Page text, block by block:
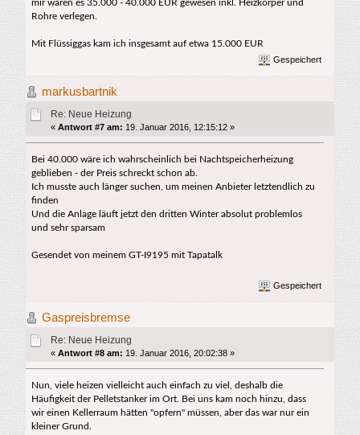
mir wären es 35.000 - 40.000 EUR gewesen inkl. Heizkörper und
Rohre verlegen.
Mit Flüssiggas kam ich insgesamt auf etwa 15.000 EUR
Gespeichert
markusbartnik
Re: Neue Heizung
« Antwort #7 am: 19. Januar 2016, 12:15:12 »
Bei 40.000 wäre ich wahrscheinlich bei Nachtspeicherheizung
geblieben - der Preis schreckt schon ab.
Ich musste auch länger suchen, um meinen Anbieter letztendlich zu
finden
Und die Anlage läuft jetzt den dritten Winter absolut problemlos
und sehr sparsam
Gesendet von meinem GT-I9195 mit Tapatalk
Gespeichert
Gaspreisbremse
Re: Neue Heizung
« Antwort #8 am: 19. Januar 2016, 20:02:38 »
Nun, viele heizen vielleicht auch einfach zu viel, deshalb die
Häufigkeit der Pelletstanker im Ort. Bei uns kam noch hinzu, dass
wir einen Kellerraum hätten "opfern" müssen, aber das war nur ein
kleiner Grund.